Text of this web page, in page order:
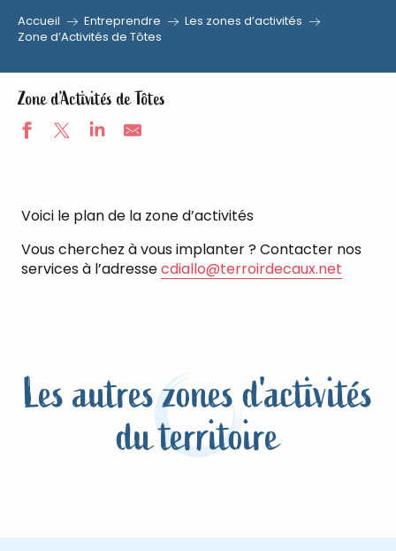
Accueil Entreprendre
Les zones d’activités
Zone d’Activités de Tôtes
Zone d’Activités de Tôtes
Voici le plan de la zone d’activités
Vous cherchez à vous implanter ? Contacter nos
services à l’adressecdiallo@terroirdecaux.net
Les autres zones d'activités
du territoire